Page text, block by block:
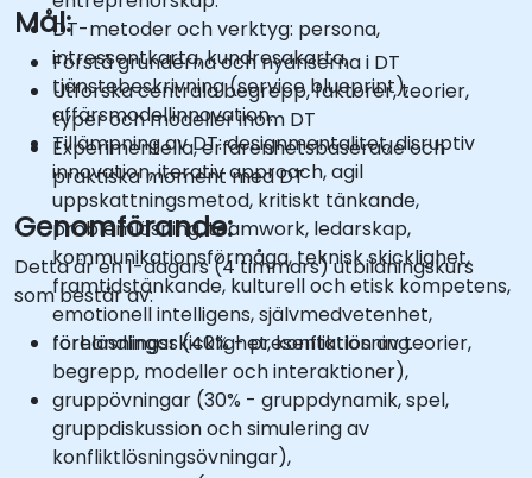
DT-metoder och verktyg: persona,
intressentkarta, kundresakarta,
tjänstebeskrivning (service blueprint),
affärsmodellinnovation.
Tillämpning av DT: designmentalitet, disruptiv
innovation, iterativ approach, agil
uppskattningsmetod, kritiskt tänkande,
problemlösning, teamwork, ledarskap,
kommunikationsförmåga, teknisk skicklighet,
framtidstänkande, kulturell och etisk kompetens,
emotionell intelligens, självmedvetenhet,
förhandlingsskicklighet, konfliktlösning.
Mål:
Förstå grunderna och nyanserna i DT
Utforska centrala begrepp, faktorer, teorier,
typer och modeller inom DT
Experimentella, erfarenhetsbaserade och
praktiska moment med DT
Genomförande:
Detta är en 1-dagars (4 timmars) utbildningskurs
som består av:
föreläsningar (40% - presentation av teorier,
begrepp, modeller och interaktioner),
gruppövningar (30% - gruppdynamik, spel,
gruppdiskussion och simulering av
konfliktlösningsövningar),